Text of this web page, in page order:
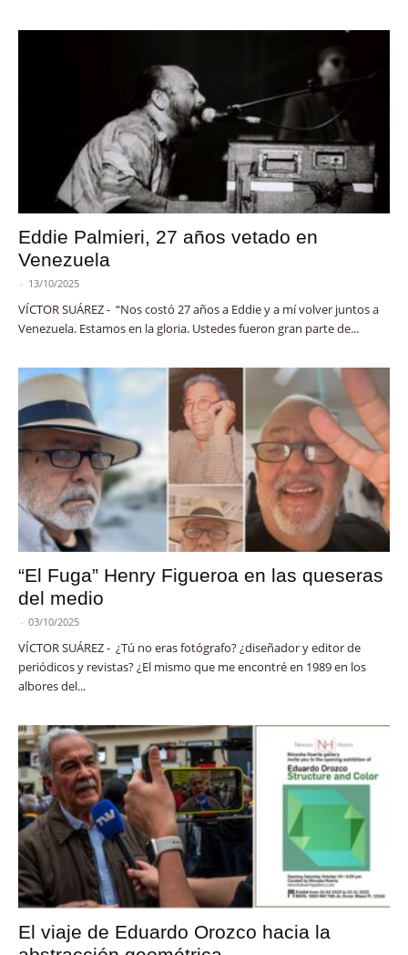
Eddie Palmieri, 27 años vetado en
Venezuela
- 13/10/2025
VÍCTOR SUÁREZ - “Nos costó 27 años a Eddie y a mí volver juntos a
Venezuela. Estamos en la gloria. Ustedes fueron gran parte de...
“El Fuga” Henry Figueroa en las queseras
del medio
- 03/10/2025
VÍCTOR SUÁREZ - ¿Tú no eras fotógrafo? ¿diseñador y editor de
periódicos y revistas? ¿El mismo que me encontré en 1989 en los
albores del...
El viaje de Eduardo Orozco hacia la